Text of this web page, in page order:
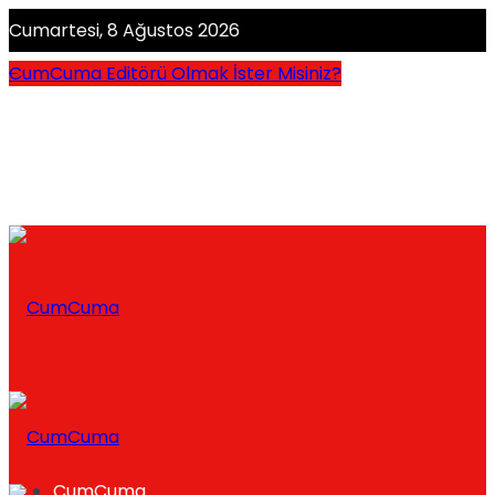
Cumartesi, 8 Ağustos 2026
CumCuma Editörü Olmak İster Misiniz?